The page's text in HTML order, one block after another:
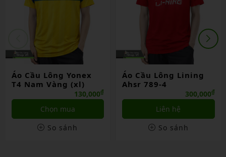
Áo Cầu Lông Yonex
T4 Nam Vàng (xl)
130,000₫
Chọn mua
So sánh
Áo Cầu Lông Lining
Ahsr 789-4
300,000₫
Liên hệ
So sánh